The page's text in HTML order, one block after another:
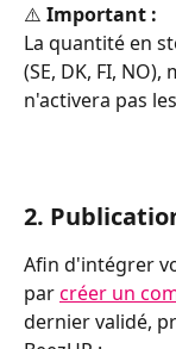
⚠️ Important :
La quantité en
(SE, DK, FI,
n'activera pas
2.
Afin d'intégrer
par créer un
dernier validé,